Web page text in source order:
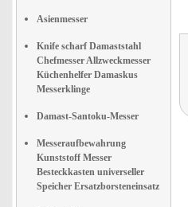
Asienmesser
Knife scharf Damaststahl
Chefmesser Allzweckmesser
Küchenhelfer Damaskus
Messerklinge
Damast-Santoku-Messer
Messeraufbewahrung
Kunststoff Messer
Besteckkasten universeller
Speicher Ersatzborsteneinsatz